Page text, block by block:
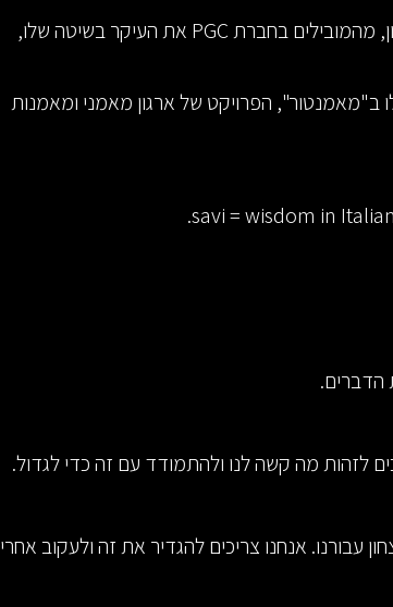
בפודקאסט מעולה שיתף טיילר קוסטון, מהמובילים בחברת PGC את העיקר בשיטה שלו,
הפרויקט של ארגון מאמני ומאמנות
savi = wisdom in
הדברים.
לזהות מה קשה לנו ולהתמודד עם זה כדי לגדול.
עבורנו. אנחנו צריכים להגדיר את זה ולעקוב אחרי